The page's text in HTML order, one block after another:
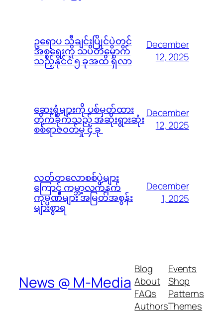
ဥရောပ သီချင်းပြိုင်ပွဲတွင်
အစ္စရေးကို သပိတ်မှောက်
သည့်နိုင်ငံ ၅ ခုအထိ ရှိလာ
December
12, 2025
ဆေးရုံများကို ပစ်မှတ်ထား
တိုက်ခိုက်သည့် အဆိုးရွားဆုံး
စစ်ရာဇ၀တ်မှု ၄ ခု
December
12, 2025
လတ်တလောစစ်ပွဲများ
ကြောင့် ကမ္ဘာ့လက်နက်
ကုမ္ပဏီများ အမြတ်အစွန်း
များစွာရ
December
1, 2025
News @ M-Media
Blog
About
FAQs
Authors
Events
Shop
Patterns
Themes